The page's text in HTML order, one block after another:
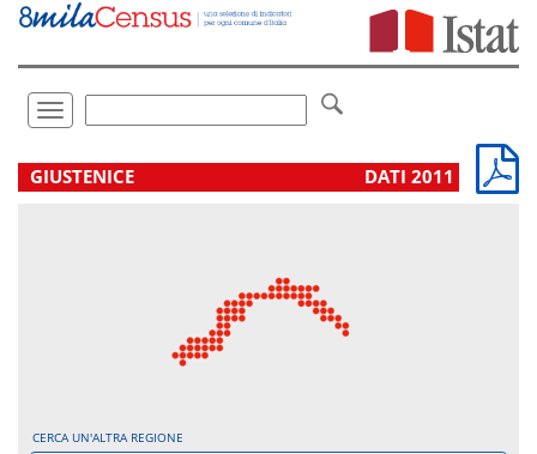
Vai
direttamente
Toggle
navigation
.
GIUSTENICE DATI 2011
CERCA UN'ALTRA REGIONE